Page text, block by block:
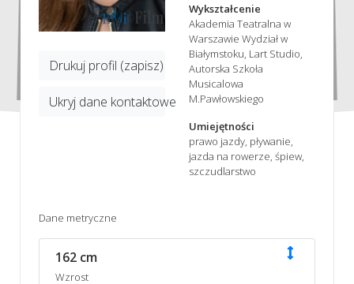
Drukuj profil (zapisz)
Ukryj dane kontaktowe
Wykształcenie
Akademia Teatralna w
Warszawie Wydział w
Białymstoku, Lart Studio,
Autorska Szkoła
Musicalowa
M.Pawłowskiego
Umiejętności
prawo jazdy, pływanie,
jazda na rowerze, śpiew,
szczudlarstwo
Dane metryczne
162 cm
Wzrost